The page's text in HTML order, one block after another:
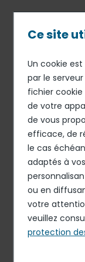
principal
Fil
d'Ariane
18 MAR 16
La
Elior
Elior Group
leaders
annonce
dénomination
président-
lors de
Ce site
Un cookie
par le
fichier
de votre
de vous
efficace, de
le cas
adaptés à
ou en
votre
veuillez
protection